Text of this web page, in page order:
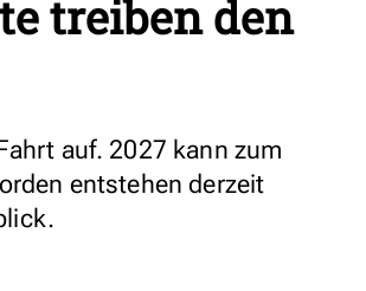
treiben den
auf. 2027 kann zum
entstehen derzeit